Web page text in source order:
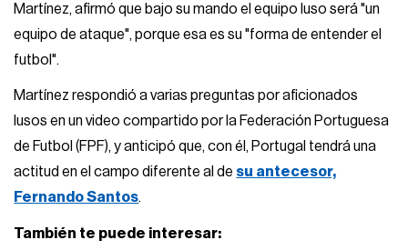
Martínez, afirmó que bajo su mando el equipo luso será "un
equipo de ataque", porque esa es su "forma de entender el
futbol".
Martínez respondió a varias preguntas por aficionados
lusos en un video compartido por la Federación Portuguesa
de Futbol (FPF), y anticipó que, con él, Portugal tendrá una
actitud en el campo diferente al de su antecesor,
Fernando Santos.
También te puede interesar: